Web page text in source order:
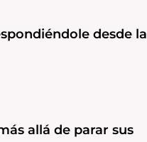
desde la
allá de parar sus